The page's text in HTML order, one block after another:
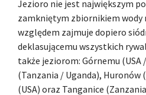
Jezioro nie jest największym
zamkniętym zbiornikiem wody
względem zajmuje dopiero
deklasującemu wszystkich
także jeziorom: Górnemu (USA
(Tanzania / Uganda), Huronów
(USA) oraz Tanganice